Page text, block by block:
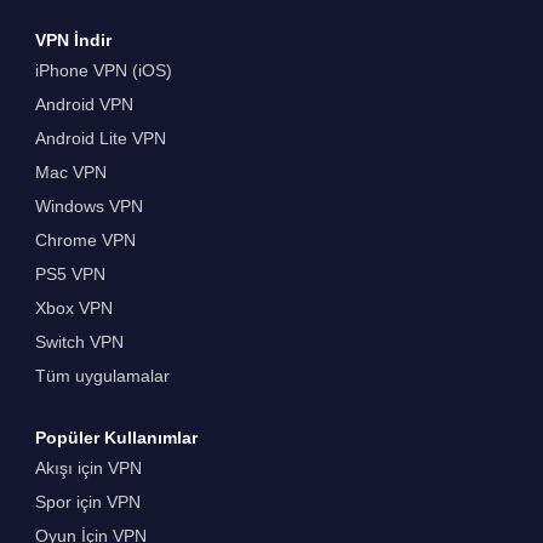
VPN İndir
iPhone VPN (iOS)
Android VPN
Android Lite VPN
Mac VPN
Windows VPN
Chrome VPN
PS5 VPN
Xbox VPN
Switch VPN
Tüm uygulamalar
Popüler Kullanımlar
Akışı için VPN
Spor için VPN
Oyun İçin VPN